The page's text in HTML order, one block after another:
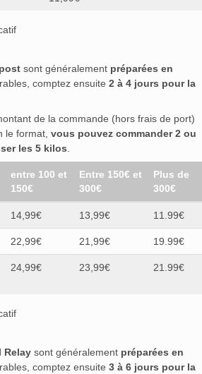
sont généralement préparées en
comptez ensuite 2 à 4 jours pour la
de la commande (hors frais de port)
le format, vous pouvez commander 2 ou
les 5 kilos
entre 100 et
150€
Entre 150€ et
300€
Plus de
300€
14,99€ 13,99€ 11.99€
22,99€ 21,99€ 19.99€
24,99€ 23,99€ 21.99€
Relay sont généralement préparées en
comptez ensuite 3 à 6 jours pour la